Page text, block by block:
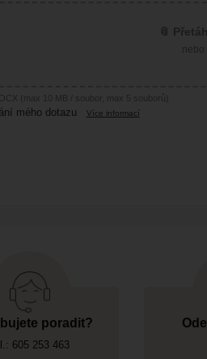
(max 10 MB / soubor, max 5 souborů)
mého dotazu Více informací
poradit?
605 253 463